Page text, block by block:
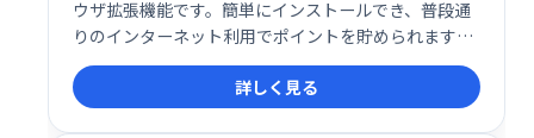
ウザ拡張機能です。簡単にインストールでき、普段通
りのインターネット利用でポイントを貯められます。
貯まったポイントは、現金やギフト券などに交換可
能。手軽に副収入を得たい方におすすめです。
詳しく見る